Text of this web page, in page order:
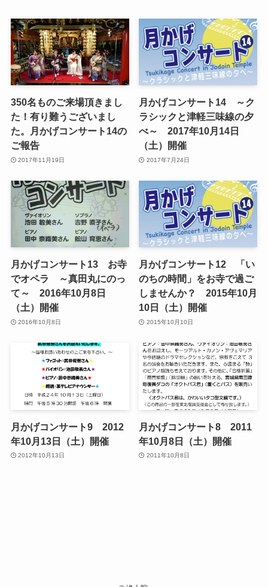
350名ものご来場頂きまし
た！有り難うございまし
た。月かげコンサート14の
ご報告
2017年11月19日
月かげコンサート14 ～ク
ラシックと津軽三味線の夕
べ～ 2017年10月14日
（土）開催
2017年7月24日
月かげコンサート13 お寺
でオペラ ～真田丸にのっ
て～ 2016年10月8日
（土）開催
2016年10月8日
月かげコンサート12 「い
のちの時間」をお寺で過ご
しませんか？ 2015年10月
10日（土）開催
2015年10月10日
月かげコンサート9 2012
年10月13日（土）開催
2012年10月13日
月かげコンサート8 2011
年10月8日（土）開催
2011年10月8日